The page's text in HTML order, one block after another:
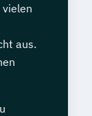
vielen
aus.